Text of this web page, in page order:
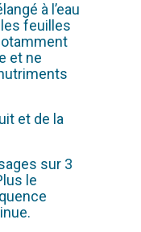
à l’eau
feuilles
et ne
et de la
sur 3
le